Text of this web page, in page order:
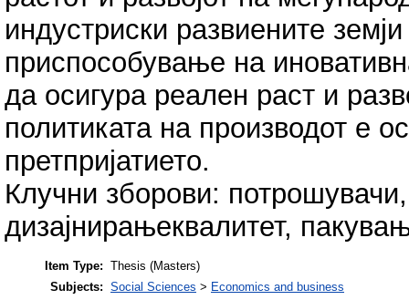
индустриски развиените
приспособување на
да осигура реален раст и
политиката на производот е
претпријатието.
Клучни зборови:
дизајнирањеквалитет,
Item Type: Thesis (Masters)
Subjects: Social Sciences > Economics and business